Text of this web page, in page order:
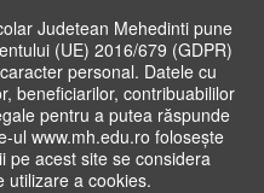
Judetean Mehedinti pune
(UE) 2016/679 (GDPR)
personal. Datele cu
beneficiarilor, contribuabililor
pentru a putea răspunde
ul www.mh.edu.ro folosește
pe acest site se considera
utilizare a cookies.